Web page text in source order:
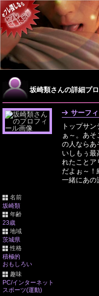
坂崎類さんの詳細プ
サーフ
トップサ
ぁ～。あ
の人ならあ
いしもぅ最
れたことア
だよぉ～！
一緒にあの
名前
坂崎類
年齢
23歳
地域
茨城県
性格
積極的
おもしろい
趣味
PC/インターネット
スポーツ(運動)